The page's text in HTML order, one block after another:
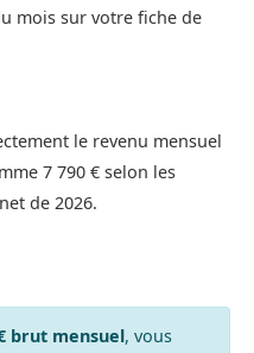
mois sur votre fiche de
le revenu mensuel
7 790 € selon les
de 2026.
brut mensuel, vous